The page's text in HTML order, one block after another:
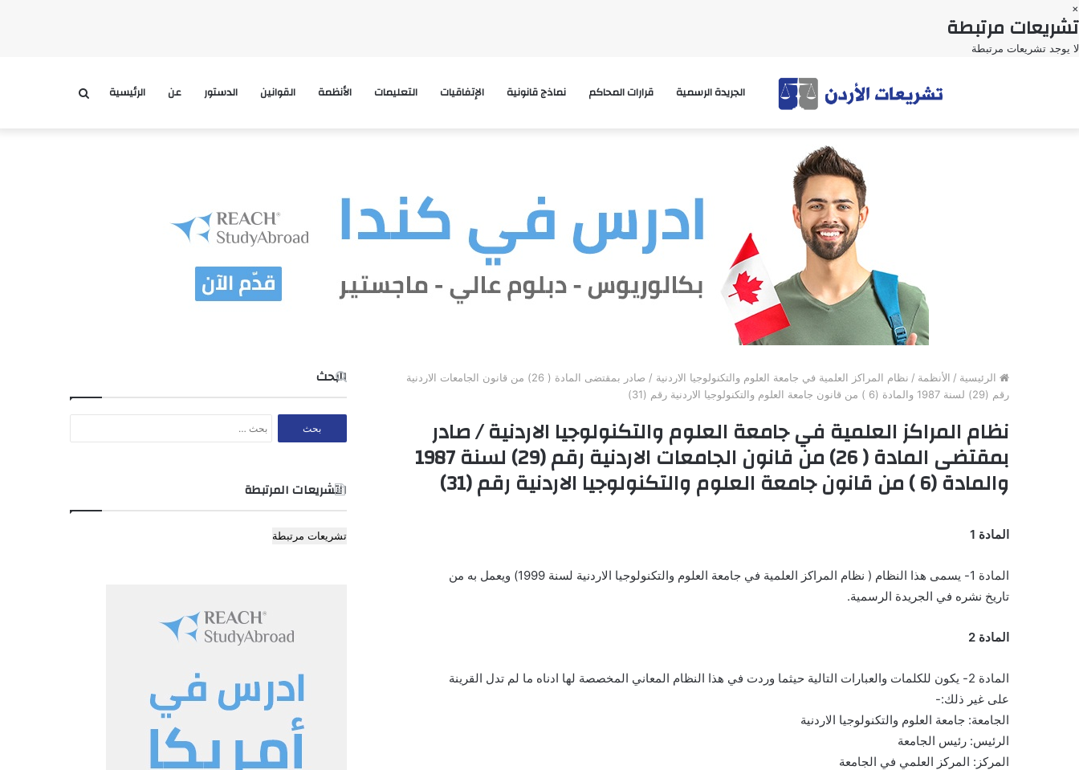
×
تشريعات مرتبطة
لا يوجد تشريعات مرتبطة
الرئيسية عن الدستور القوانين الأنظمة التعليمات الإتفاقيات نماذج قانونية قرارات المحاكم الجريدة الرسمية بحث
الرئيسية / الأنظمة /
نظام المراكز العلمية في جامعة العلوم والتكنولوجيا الاردنية / صادر بمقتضى المادة ( 26) من قانون الجامعات الاردنية
رقم (29) لسنة 1987 والمادة (6 ) من قانون جامعة العلوم والتكنولوجيا الاردنية رقم (31)
نظام المراكز العلمية في جامعة العلوم والتكنولوجيا الاردنية / صادر
بمقتضى المادة ( 26) من قانون الجامعات الاردنية رقم (29) لسنة 1987
والمادة (6 ) من قانون جامعة العلوم والتكنولوجيا الاردنية رقم (31)
المادة 1
المادة 1- يسمى هذا النظام ( نظام المراكز العلمية في جامعة العلوم والتكنولوجيا الاردنية لسنة 1999) ويعمل به من
تاريخ نشره في الجريدة الرسمية.
المادة 2
المادة 2- يكون للكلمات والعبارات التالية حيثما وردت في هذا النظام المعاني المخصصة لها ادناه ما لم تدل القرينة
على غير ذلك:-
الجامعة: جامعة العلوم والتكنولوجيا الاردنية
الرئيس: رئيس الجامعة
المركز: المركز العلمي في الجامعة
البحث
التشريعات المرتبطة
تشريعات مرتبطة